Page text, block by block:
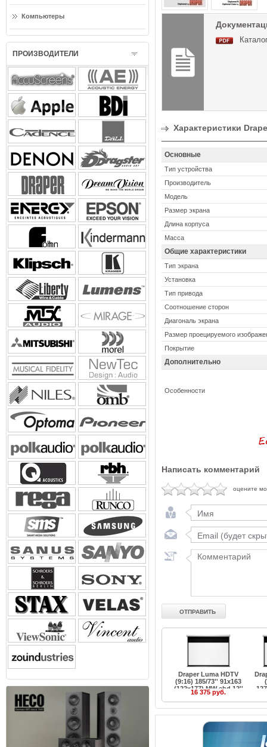
Компьютеры
ПРОИЗВОДИТЕЛИ
Характеристики
Основные
Тип устройства
Производитель
Модель
Размер экрана
Длина корпуса
Масса
Общие характеристики
Тип экрана
Установка
Тип привода
Соотношение сторон
Диагональ экрана
Размер проецируемого
Покрытие
Дополнительно
Особенности
Написать комментарий
оцените
Draper Luma HDTV
(9:16) 185/73'' 91x163
(122x177) MW ebd 12''
16 375 руб.